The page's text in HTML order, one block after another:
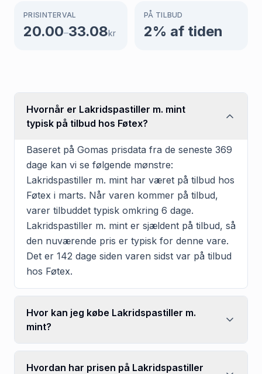
PRISINTERVAL
20.00–33.08kr
PÅ TILBUD
2% af tiden
Hvornår er Lakridspastiller m. mint
typisk på tilbud hos Føtex?
Baseret på Gomas prisdata fra de seneste 369
dage kan vi se følgende mønstre:
Lakridspastiller m. mint har været på tilbud hos
Føtex i marts. Når varen kommer på tilbud,
varer tilbuddet typisk omkring 6 dage.
Lakridspastiller m. mint er sjældent på tilbud, så
den nuværende pris er typisk for denne vare.
Det er 142 dage siden varen sidst var på tilbud
hos Føtex.
Hvor kan jeg købe Lakridspastiller m.
mint?
Hvordan har prisen på Lakridspastiller